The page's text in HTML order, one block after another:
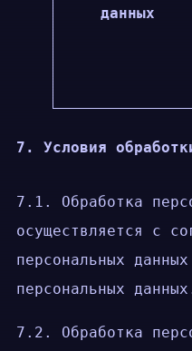
данных
7. Условия
7.1. Обработка
осуществляется с
персональных
персональных
7.2. Обработка